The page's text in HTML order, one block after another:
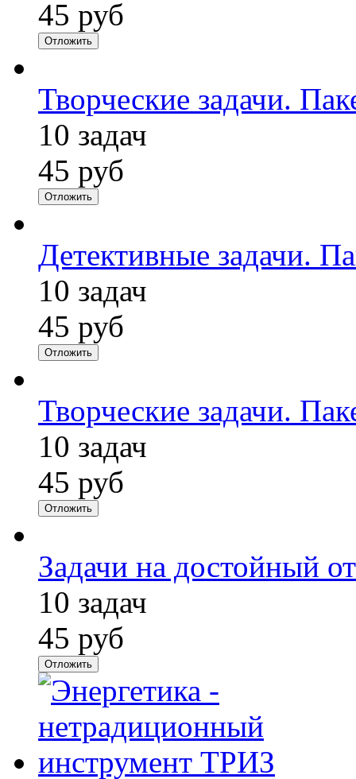
45 руб
Отложить
Творческие задачи.
10 задач
45 руб
Отложить
Детективные задачи.
10 задач
45 руб
Отложить
Творческие задачи.
10 задач
45 руб
Отложить
Задачи на достойный
10 задач
45 руб
Отложить